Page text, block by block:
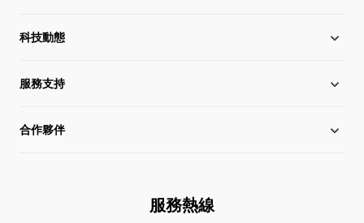
關於隆基
全球化布局
管理層信息
科技動態
行業動態
在線研討會
服務支持
下載中心
合作夥伴
服務熱線